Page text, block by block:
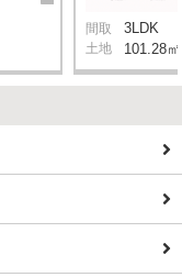
間取 3LDK
土地 101.28㎡